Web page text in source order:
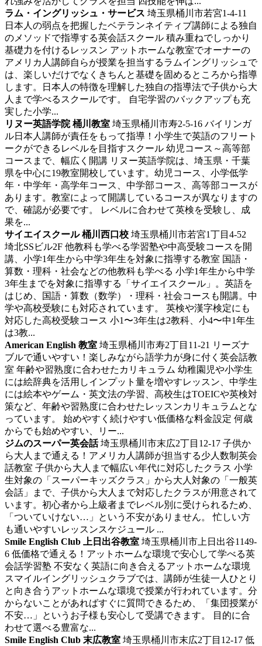
ラム・イングリッシュ・サービス 埼玉県桶川市若宮1-4-11
日本人の弱点を把握したベテランネイティブ講師による独自
のメソッドで指導する英会話スクール 積み重ねでしっかり
基礎力を付けるレッスン アットホームな教室でオーナーの
アメリカ人講師自らが授業を担当するラムイングリッシュで
は、楽しいだけでなくきちんと基礎を固めるところから指導
します。日本人の特徴を理解した独自の指導法で子供から大
人まで学べるスクールです。 自宅学習のバックアップも充
実した小学...
リヌー英語学院 桶川教室 埼玉県桶川市寿2-5-16 バイリンガ
ル日本人講師が責任をもって指導！小学生で英語のフリート
ークができるレベルを目指すスクール 幼児コース～高等部
コースまで、幅広く開講 リヌー英語学院は、埼玉県・千葉
県を中心に19教室開校しています。幼児コース、小学低学
年・中学年・高学年コース、中学部コース、高等部コースが
あります。教室によって開講しているコースが異なりますの
で、確認が必要です。 レベルに合わせて英検を受験し、成
果を...
サイエイスクール 桶川西口校 埼玉県桶川市若宮1丁目4-52
埼北SSビル2F 他教科も学べる学習塾や中高受験コースを開
講、小学1年生から中学3年生を対象に指導する教室 国語・
算数・理科・社会などの他教科も学べる 小学1年生から中学
3年生までを対象に指導する「サイエイスクール」。英語を
はじめ、国語・算数（数学）・理科・社会コースも開講。中
学や高校受験にも対応されています。 英検や漢字検定にも
対応した高校受験コース 小1〜3年生は2教科、小4〜中1年生
は3教...
American English 教室 埼玉県桶川市寿2丁目11-21 リーズナ
ブルで通いやすい！楽しみながら語学力が身に付く英会話教
室 年齢や習熟度に合わせたカリキュラム 幼稚園児や小学生
には絵辞典を活用しインプット量を増やすレッスン、中学生
には絵本やゲーム・英文法の学習、高校生はTOEICや英検対
策など、年齢や習熟度に合わせたレッスンカリキュラムとな
っています。 始めやすく続けやすい低価格な料金設定 何歳
からでも始めやすい、リー...
ジムのスーパー英会話埼玉県桶川市末広2丁目12-17 子供か
ら大人まで通える！アメリカ人講師が担当する少人数制英会
話教室 子供から大人まで幅広い年代に対応したクラス 小学
生対象の「スーパーキッズクラス」から大人対象の「一般英
会話」まで、子供から大人まで対応したクラスが用意されて
います。初心者から上級者までレベル別に受けられるため、
「ついていけない…」という不安がありません。 忙しい方
も通いやすいレッスンスケジュール ...
Smile English Club 上日出谷教室 埼玉県桶川市上日出谷1149-
6 低価格で通える！アットホームな環境で安心して学べる英
会話学習塾 不安なく英語に向き合えるアットホームな環境
スマイルイングリッシュクラブでは、講師が生徒一人ひとり
と向き合うアットホームな環境で授業が行われています。分
からないことがあればすぐに質問できるため、「集団授業が
不安…」というお子様も安心して受講できます。 目的に合
わせて選べる豊富な...
Smile English Club 末広教室 埼玉県桶川市末広2丁目12-17 低